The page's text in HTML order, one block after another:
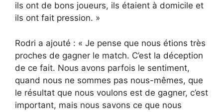
ils ont de bons joueurs, ils étaient à domicile et
ils ont fait pression. »
Rodri a ajouté : « Je pense que nous étions très
proches de gagner le match. C’est la déception
de ce fait. Nous avons parfois le sentiment,
quand nous ne sommes pas nous-mêmes, que
le résultat que nous voulons est de gagner, c’est
important, mais nous savons ce que nous